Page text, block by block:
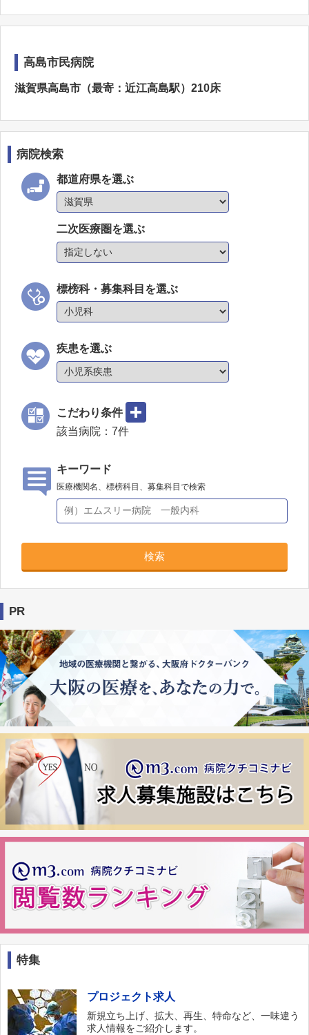
高島市民病院
滋賀県高島市（最寄：近江高島駅）210床
病院検索
都道府県を選ぶ
二次医療圏を選ぶ
標榜科・募集科目を選ぶ
疾患を選ぶ
こだわり条件
該当病院： 7件
キーワード
医療機関名、標榜科目、募集科目で検索
検索
PR
特集
プロジェクト求人
新規立ち上げ、拡大、再生、特命など、一味違う
求人情報をご紹介します。